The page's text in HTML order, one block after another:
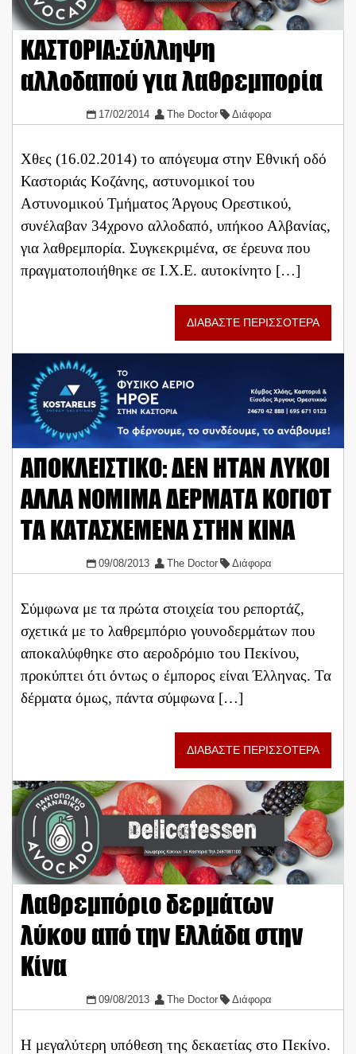
ΚΑΣΤΟΡΙΑ:Σύλληψη
αλλοδαπού για λαθρεμπορία
17/02/2014 The Doctor Διάφορα
Χθες (16.02.2014) το απόγευμα στην Εθνική οδό
Καστοριάς Κοζάνης, αστυνομικοί του
Αστυνομικού Τμήματος Άργους Ορεστικού,
συνέλαβαν 34χρονο αλλοδαπό, υπήκοο Αλβανίας,
για λαθρεμπορία. Συγκεκριμένα, σε έρευνα που
πραγματοποιήθηκε σε Ι.Χ.Ε. αυτοκίνητο […]
ΔΙΑΒΑΣΤΕ ΠΕΡΙΣΣΟΤΕΡΑ
ΑΠΟΚΛΕΙΣΤΙΚΟ: ΔΕΝ ΗΤΑΝ ΛΥΚΟΙ
ΑΛΛΑ ΝΟΜΙΜΑ ΔΕΡΜΑΤΑ ΚΟΓΙΟΤ
ΤΑ ΚΑΤΑΣΧΕΜΕΝΑ ΣΤΗΝ ΚΙΝΑ
09/08/2013 The Doctor Διάφορα
Σύμφωνα με τα πρώτα στοιχεία του ρεπορτάζ,
σχετικά με το λαθρεμπόριο γουνοδερμάτων που
αποκαλύφθηκε στο αεροδρόμιο του Πεκίνου,
προκύπτει ότι όντως ο έμπορος είναι Έλληνας. Τα
δέρματα όμως, πάντα σύμφωνα […]
ΔΙΑΒΑΣΤΕ ΠΕΡΙΣΣΟΤΕΡΑ
Λαθρεμπόριο δερμάτων
λύκου από την Ελλάδα στην
Κίνα
09/08/2013 The Doctor Διάφορα
Η μεγαλύτερη υπόθεση της δεκαετίας στο Πεκίνο.